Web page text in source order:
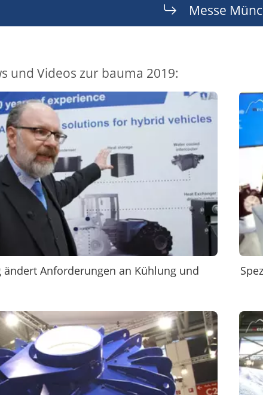
Messe
und Videos zur bauma 2019:
ändert Anforderungen an Kühlung und